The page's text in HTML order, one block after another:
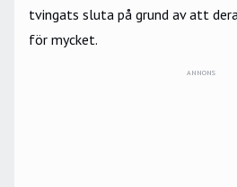
tvingats sluta på grund av att
för mycket.
ANNONS